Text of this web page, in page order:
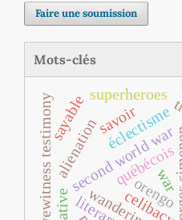
Faire une soumission
Mots-clés
second world war
celibacy
wandering
alienationéclectisme
eyewitness testimony québécois
savoir
orengo
superheroes
sayable
war